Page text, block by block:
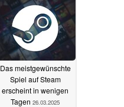
Das meistgewünschte
Spiel auf Steam
erscheint in wenigen
Tagen 26.03.2025